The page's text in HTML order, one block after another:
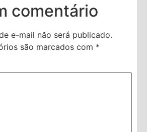
comentário
e-mail não será publicado.
são marcados com *